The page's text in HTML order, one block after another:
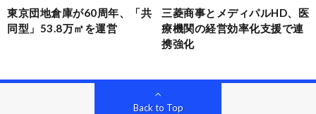
東京団地倉庫が60周年、「共
同型」53.8万㎡を運営
三菱商事とメディパルHD、医
療機関の経営効率化支援で連
携強化
Back to Top